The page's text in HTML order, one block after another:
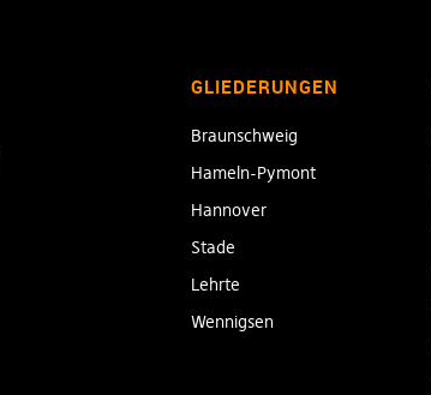
GLIEDERUNGEN
Braunschweig
Hameln-Pymont
Hannover
Stade
Lehrte
Wennigsen